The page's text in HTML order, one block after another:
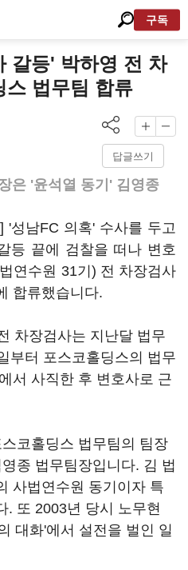
구독
갈등' 박하영 전 차
스 법무팀 합류
답글쓰기
은 '윤석열 동기' 김영종
'성남FC 의혹' 수사를 두고
등 끝에 검찰을 떠나 변호
연수원 31기) 전 차장검사
합류했습니다.
차장검사는 지난달 법무
부터 포스코홀딩스의 법무
서 사직한 후 변호사로 근
코홀딩스 법무팀의 팀장
종 법무팀장입니다. 김 법
사법연수원 동기이자 특
. 또 2003년 당시 노무현
대화'에서 설전을 벌인 일